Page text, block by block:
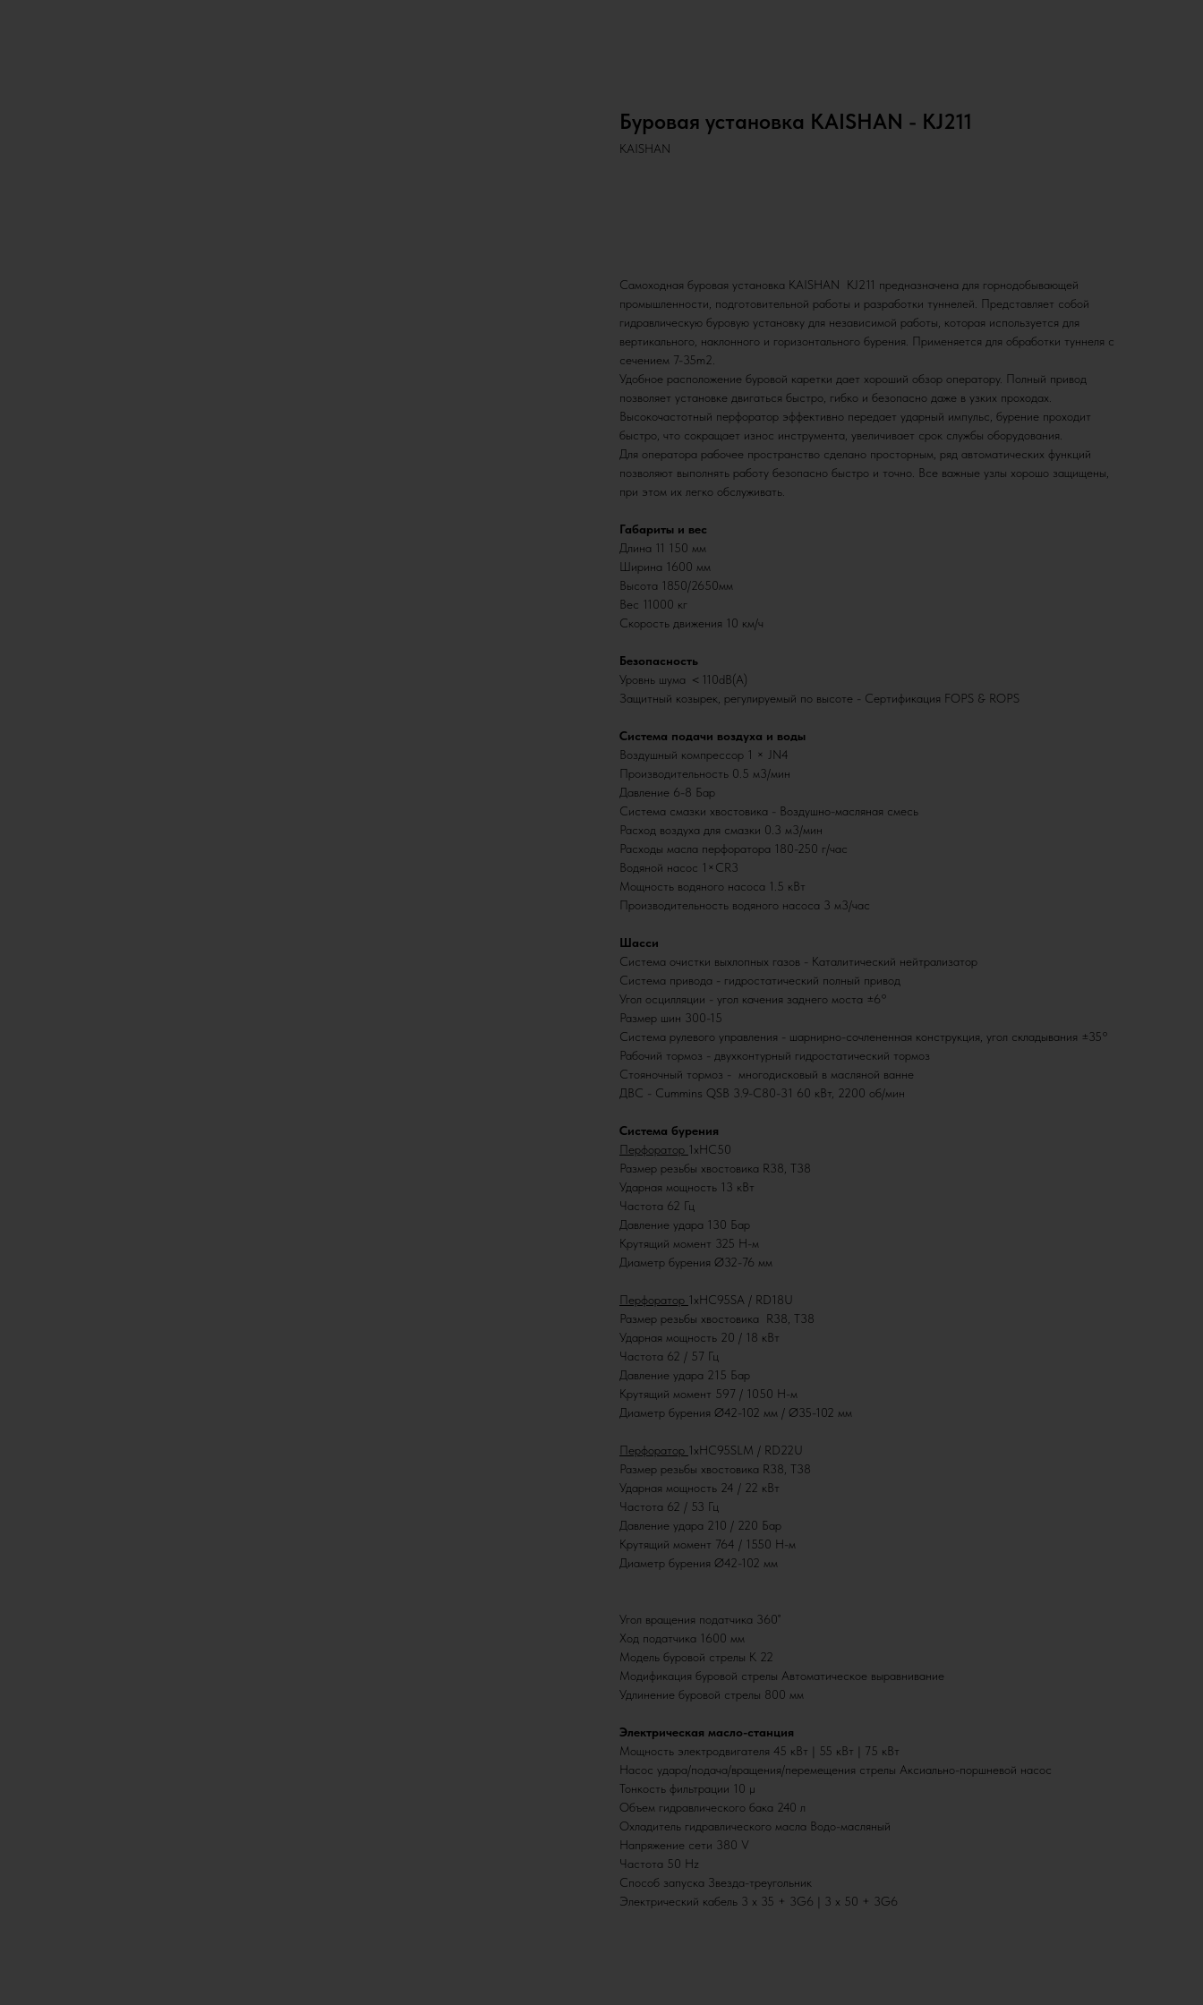
Буровая установка KAISHAN - KJ211
KAISHAN
Самоходная буровая установка KAISHAN KJ211 предназначена для горнодобывающей
промышленности, подготовительной работы и разработки туннелей. Представляет собой
гидравлическую буровую установку для независимой работы, которая используется для
вертикального, наклонного и горизонтального бурения. Применяется для обработки туннеля с
сечением 7-35m2.
Удобное расположение буровой каретки дает хороший обзор оператору. Полный привод
позволяет установке двигаться быстро, гибко и безопасно даже в узких проходах.
Высокочастотный перфоратор эффективно передает ударный импульс, бурение проходит
быстро, что сокращает износ инструмента, увеличивает срок службы оборудования.
Для оператора рабочее пространство сделано просторным, ряд автоматических функций
позволяют выполнять работу безопасно быстро и точно. Все важные узлы хорошо защищены,
при этом их легко обслуживать.
Габариты и вес
Длина 11 150 мм
Ширина 1600 мм
Высота 1850/2650мм
Вес 11000 кг
Скорость движения 10 км/ч
Безопасность
Уровнь шума ＜110dB(A)
Защитный козырек, регулируемый по высоте - Сертификация FOPS & ROPS
Система подачи воздуха и воды
Воздушный компрессор 1 × JN4
Производительность 0.5 м3/мин
Давление 6-8 Бар
Система смазки хвостовика - Воздушно-масляная смесь
Расход воздуха для смазки 0.3 м3/мин
Расходы масла перфоратора 180-250 г/час
Водяной насос 1×CR3
Мощность водяного насоса 1.5 кВт
Производительность водяного насоса 3 м3/час
Шасси
Система очистки выхлопных газов - Каталитический нейтрализатор
Система привода - гидростатический полный привод
Угол осцилляции - угол качения заднего моста ±6°
Размер шин 300-15
Система рулевого управления - шарнирно-сочлененная конструкция, угол складывания ±35°
Рабочий тормоз - двухконтурный гидростатический тормоз
Стояночный тормоз - многодисковый в масляной ванне
ДВС - Cummins QSB 3.9-C80-31 60 кВт, 2200 об/мин
Система бурения
Перфоратор 1хHC50
Размер резьбы хвостовика R38, T38
Ударная мощность 13 кВт
Частота 62 Гц
Давление удара 130 Бар
Крутящий момент 325 Н-м
Диаметр бурения Ø32-76 мм
Перфоратор 1хHC95SA / RD18U
Размер резьбы хвостовика R38, T38
Ударная мощность 20 / 18 кВт
Частота 62 / 57 Гц
Давление удара 215 Бар
Крутящий момент 597 / 1050 Н-м
Диаметр бурения Ø42-102 мм / Ø35-102 мм
Перфоратор 1хHC95SLM / RD22U
Размер резьбы хвостовика R38, T38
Ударная мощность 24 / 22 кВт
Частота 62 / 53 Гц
Давление удара 210 / 220 Бар
Крутящий момент 764 / 1550 Н-м
Диаметр бурения Ø42-102 мм
Угол вращения податчика 360˚
Ход податчика 1600 мм
Модель буровой стрелы К 22
Модификация буровой стрелы Автоматическое выравнивание
Удлинение буровой стрелы 800 мм
Электрическая масло-станция
Мощность электродвигателя 45 кВт | 55 кВт | 75 кВт
Насос удара/подача/вращения/перемещения стрелы Аксиально-поршневой насос
Тонкость фильтрации 10 µ
Объем гидравлического бака 240 л
Охладитель гидравлического масла Водо-масляный
Напряжение сети 380 V
Частота 50 Hz
Способ запуска Звезда-треугольник
Электрический кабель 3 х 35 + 3G6 | 3 х 50 + 3G6